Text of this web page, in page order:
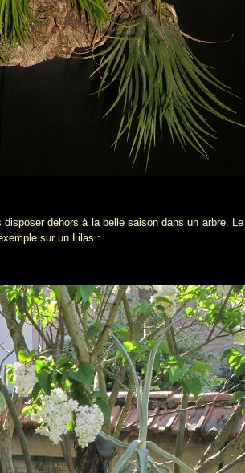
disposer dehors à la belle saison dans un arbre.
sur un Lilas :